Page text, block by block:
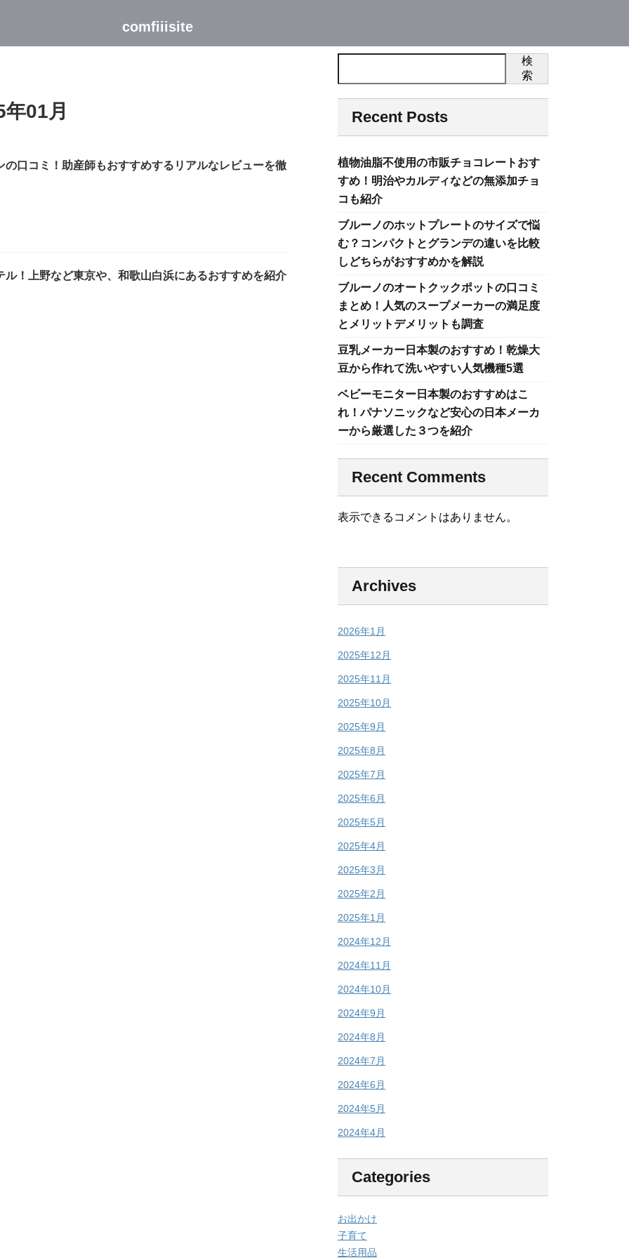
comfiiisite
01月
の口コミ！助産師もおすすめするリアルなレビューを徹
ル！上野など東京や、和歌山白浜にあるおすすめを紹介
検
索
Recent Posts
植物油脂不使用の市販チョコレートおす
すめ！明治やカルディなどの無添加チョ
コも紹介
ブルーノのホットプレートのサイズで悩
む？コンパクトとグランデの違いを比較
しどちらがおすすめかを解説
ブルーノのオートクックポットの口コミ
まとめ！人気のスープメーカーの満足度
とメリットデメリットも調査
豆乳メーカー日本製のおすすめ！乾燥大
豆から作れて洗いやすい人気機種5選
ベビーモニター日本製のおすすめはこ
れ！パナソニックなど安心の日本メーカ
ーから厳選した３つを紹介
Recent Comments
表示できるコメントはありません。
Archives
2026年1月
2025年12月
2025年11月
2025年10月
2025年9月
2025年8月
2025年7月
2025年6月
2025年5月
2025年4月
2025年3月
2025年2月
2025年1月
2024年12月
2024年11月
2024年10月
2024年9月
2024年8月
2024年7月
2024年6月
2024年5月
2024年4月
Categories
お出かけ
子育て
生活用品